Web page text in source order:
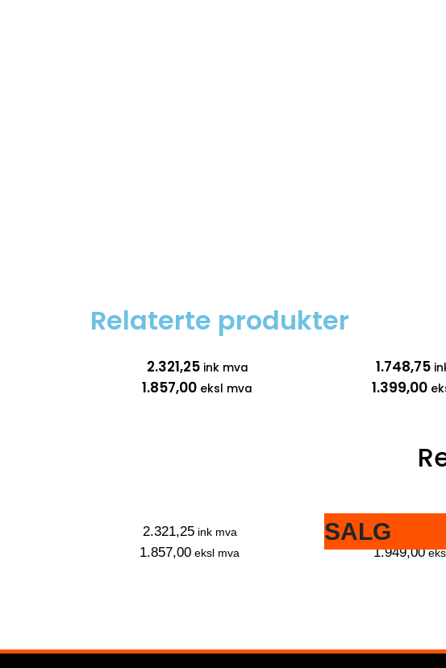
Relaterte produkter
2.321,25ink mva
1.857,00 eksl mva
1.748,75
1.399,00
2.321,25ink mva
1.857,00 eksl mva
SALG2.436,25
1.949,00